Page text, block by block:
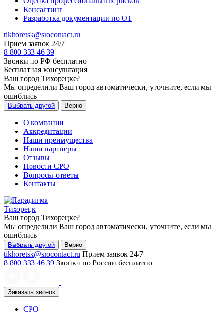
Консалтинг
Разработка документации по ОТ
tikhoretsk@srocontact.ru
Прием заявок 24/7
8 800 333 46 39
Звонки по РФ бесплатно
Бесплатная консультация
Ваш город Тихорецке?
Мы определили Ваш город автоматически, уточните, если мы
ошиблись
Выбрать другой Верно
О компании
Аккредитации
Наши преимущества
Наши партнеры
Отзывы
Новости СРО
Вопросы-ответы
Контакты
Тихорецк
Ваш город Тихорецке?
Мы определили Ваш город автоматически, уточните, если мы
ошиблись
Выбрать другой Верно
tikhoretsk@srocontact.ru Прием заявок 24/7
8 800 333 46 39 Звонки по России бесплатно
Заказать звонок
СРО